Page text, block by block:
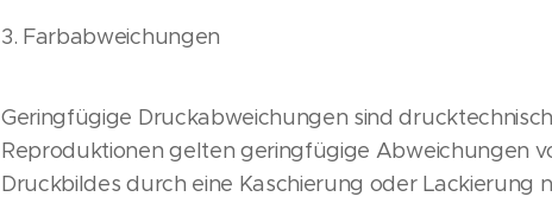
3. Farbabweichungen
Geringfügige Druckabweichungen sind
Reproduktionen gelten geringfügige Abweichungen
Druckbildes durch eine Kaschierung oder Lackierung